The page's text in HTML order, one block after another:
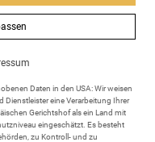
Daten in den USA: Wir weisen
Dienstleister eine Verarbeitung Ihrer
Gerichtshof als ein Land mit
eingeschätzt. Es besteht
zu Kontroll- und zu